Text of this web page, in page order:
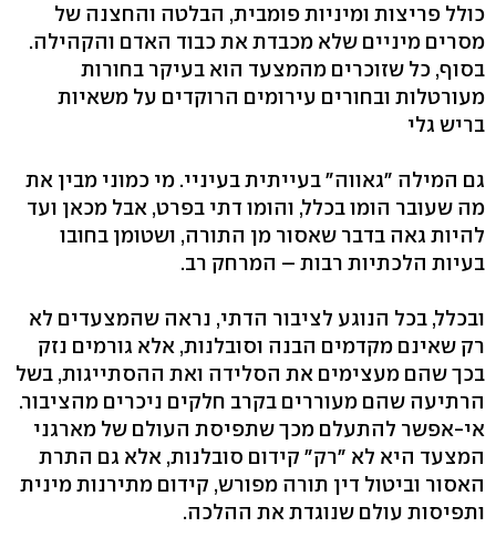
כולל פריצות ומיניות פומבית, הבלטה והחצנה של
מסרים מיניים שלא מכבדת את כבוד האדם והקהילה.
בסוף, כל שזוכרים מהמצעד הוא בעיקר בחורות
מעורטלות ובחורים עירומים הרוקדים על משאיות
בריש גלי
גם המילה "גאווה" בעייתית בעיניי. מי כמוני מבין את
מה שעובר הומו בכלל, והומו דתי בפרט, אבל מכאן ועד
להיות גאה בדבר שאסור מן התורה, ושטומן בחובו
בעיות הלכתיות רבות – המרחק רב.
ובכלל, בכל הנוגע לציבור הדתי, נראה שהמצעדים לא
רק שאינם מקדמים הבנה וסובלנות, אלא גורמים נזק
בכך שהם מעצימים את הסלידה ואת ההסתייגות, בשל
הרתיעה שהם מעוררים בקרב חלקים ניכרים מהציבור.
אי-אפשר להתעלם מכך שתפיסת העולם של מארגני
המצעד היא לא "רק" קידום סובלנות, אלא גם התרת
האסור וביטול דין תורה מפורש, קידום מתירנות מינית
ותפיסות עולם שנוגדת את ההלכה.